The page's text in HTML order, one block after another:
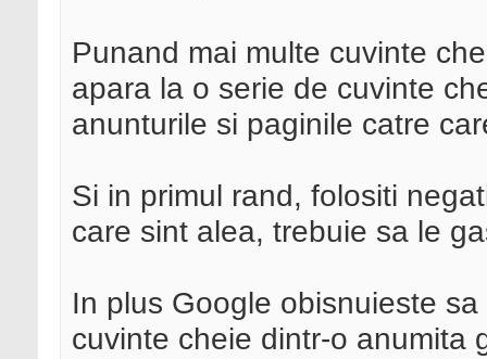
Punand mai multe cuvinte
apara la o serie de cuvinte
anunturile si paginile catre
Si in primul rand, folositi
care sint alea, trebuie sa le
In plus Google obisnuieste
cuvinte cheie dintr-o anumita